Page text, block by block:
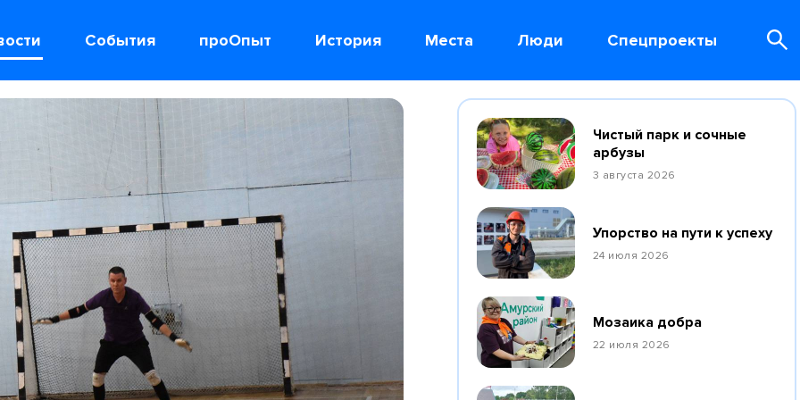
События проОпыт История Места Люди Спецпроекты
Чистый парк и сочные
арбузы
3 августа 2026
Упорство на пути к успеху
24 июля 2026
Мозаика добра
22 июля 2026